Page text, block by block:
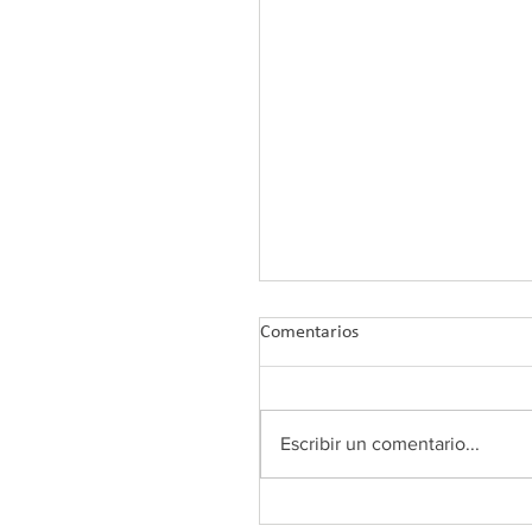
Comentarios
Escribir un comentario...